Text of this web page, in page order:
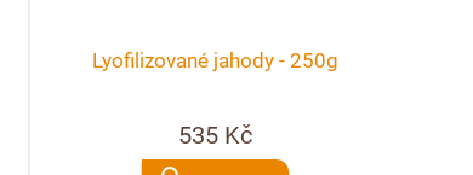
Lyofilizované jahody - 250g
535 Kč